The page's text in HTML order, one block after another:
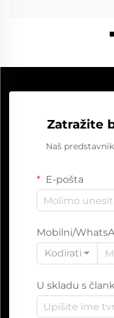
Zatražite
Naš
E-pošta
Mobilni/
Kodirati
U skladu s